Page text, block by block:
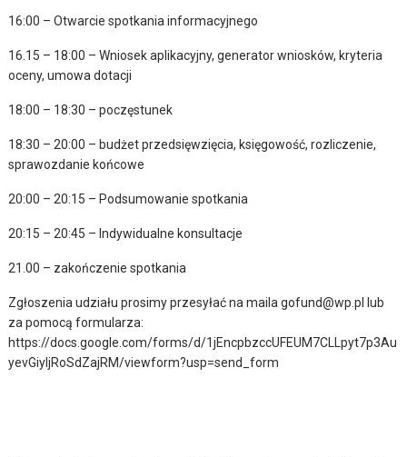
16:00 – Otwarcie spotkania informacyjnego
16.15 – 18:00 – Wniosek aplikacyjny, generator wniosków, kryteria
oceny, umowa dotacji
18:00 – 18:30 – poczęstunek
18:30 – 20:00 – budżet przedsięwzięcia, księgowość, rozliczenie,
sprawozdanie końcowe
20:00 – 20:15 – Podsumowanie spotkania
20:15 – 20:45 – Indywidualne konsultacje
21.00 – zakończenie spotkania
Zgłoszenia udziału prosimy przesyłać na maila gofund@wp.pl lub
za pomocą formularza:
https://docs.google.com/forms/d/1jEncpbzccUFEUM7CLLpyt7p3Au
yevGiyljRoSdZajRM/viewform?usp=send_form